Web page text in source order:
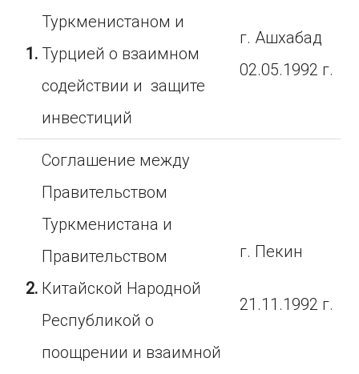
1.
Туркменистаном и
Турцией о взаимном
содействии и защите
инвестиций
г. Ашхабад
02.05.1992 г.
2.
Соглашение между
Правительством
Туркменистана и
Правительством
Китайской Народной
Республикой о
поощрении и взаимной
г. Пекин
21.11.1992 г.